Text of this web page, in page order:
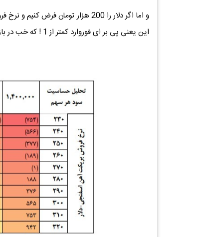
این یعنی پی بر ای فوروارد کمتر از 1 ! که خب در بازار سرمایه چنین شرکت هایی واقعا به تعداد انگشتان دست هم نمی رسند.